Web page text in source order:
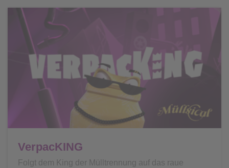
VerpacKING
Folgt dem King der Mülltrennung auf das raue